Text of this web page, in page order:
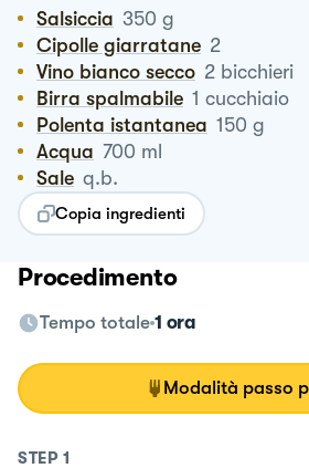
Salsiccia 350 g
Cipolle giarratane 2
Vino bianco secco 2 bicchieri
Birra spalmabile 1 cucchiaio
Polenta istantanea 150 g
Acqua 700 ml
Sale q.b.
Copia ingredienti
Procedimento
Tempo totale 1 ora
Modalità passo
STEP 1